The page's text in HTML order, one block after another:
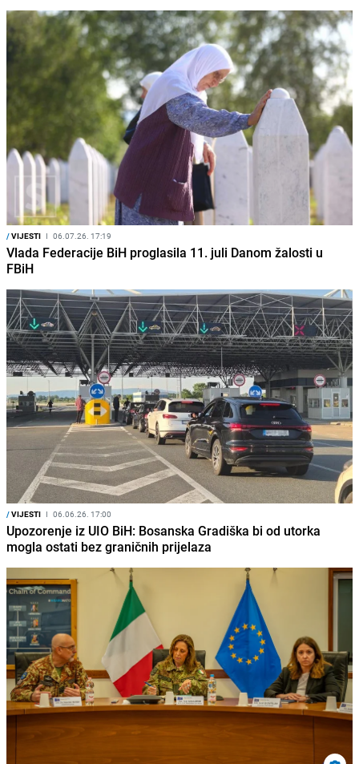
/VIJESTI I 06.07.26. 17:19
Vlada Federacije BiH proglasila 11. juli Danom žalosti u
FBiH
/VIJESTI I 06.06.26. 17:00
Upozorenje iz UIO BiH: Bosanska Gradiška bi od utorka
mogla ostati bez graničnih prijelaza